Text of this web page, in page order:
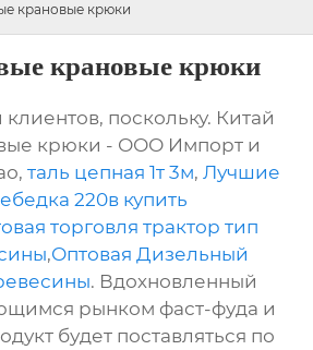
крановые крюки
крановые крюки
поскольку. Китай
крюки - ООО Импорт и
таль цепная 1т 3м, Лучшие
220в купить
торговля трактор тип
,Оптовая Дизельный
. Вдохновленный
рынком фаст-фуда и
будет поставляться по